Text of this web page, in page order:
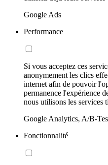
Google Ads
Performance
Si vous acceptez ces
anonymement les clics
internet afin de pouvoir
permanence l'expérience
nous utilisons les services
Google Analytics, A/B-
Fonctionnalité